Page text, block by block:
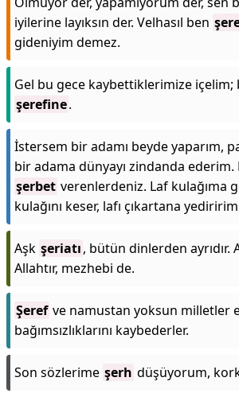
iyilerine layıksın der. Velhasıl ben
gideniyim demez.
Gel bu gece kaybettiklerimize içelim;
şerefine.
İstersem bir adamı beyde yaparım,
bir adama dünyayı zindanda
şerbet verenlerdeniz. Laf kulağıma
kulağını keser, lafı çıkartana
Aşk şeriatı, bütün dinlerden ayrıdır.
Allahtır, mezhebi de.
Şeref ve namustan yoksun milletler
bağımsızlıklarını kaybederler.
Son sözlerime şerh düşüyorum,